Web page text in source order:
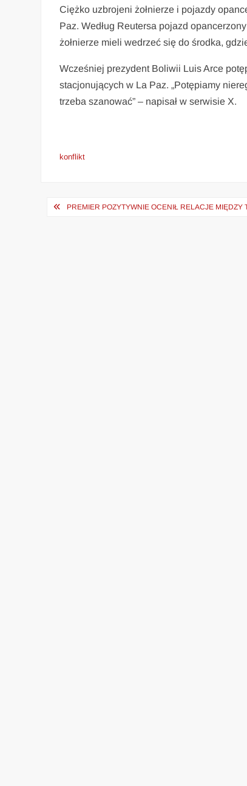
Ciężko uzbrojeni żołnierze i pojazdy
Paz. Według Reutersa pojazd
żołnierze mieli wedrzeć się do środka,
Wcześniej prezydent Boliwii Luis Arce
stacjonujących w La Paz. „Potępiamy
trzeba szanować” – napisał w serwisie X.
konflikt
Nawigacja
PREMIER POZYTYWNIE OCENIŁ RELACJE